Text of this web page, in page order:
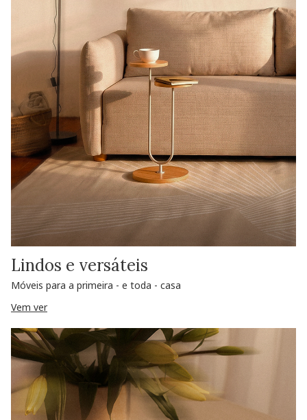
Lindos e versáteis
Móveis para a primeira - e toda - casa
Vem ver